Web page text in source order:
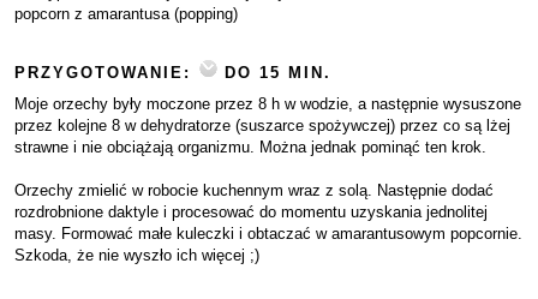
popcorn z amarantusa (popping)
PRZYGOTOWANIE:
DO 15 MIN.
Moje orzechy były moczone przez 8 h w wodzie, a następnie wysuszone
przez kolejne 8 w dehydratorze (suszarce spożywczej) przez co są lżej
strawne i nie obciążają organizmu. Można jednak pominąć ten krok.
Orzechy zmielić w robocie kuchennym wraz z solą. Następnie dodać
rozdrobnione daktyle i procesować do momentu uzyskania jednolitej
masy. Formować małe kuleczki i obtaczać w amarantusowym popcornie.
Szkoda, że nie wyszło ich więcej ;)